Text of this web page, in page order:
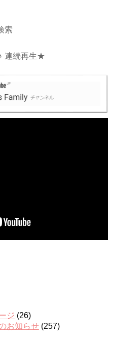
索
連続再生★
ジ (26)
お知らせ (257)